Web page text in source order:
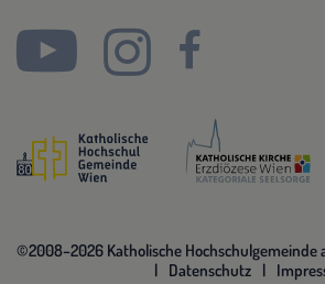
©2008–2026 Katholische Hochschulgemeinde
Datenschutz